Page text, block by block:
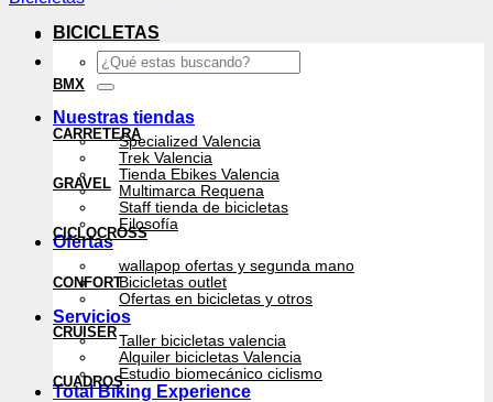
Buscar
por:
Nuestras tiendas
Specialized Valencia
Trek Valencia
Tienda Ebikes Valencia
Multimarca Requena
Staff tienda de bicicletas
Filosofía
Ofertas
wallapop ofertas y segunda mano
Bicicletas outlet
Ofertas en bicicletas y otros
Servicios
Taller bicicletas valencia
Alquiler bicicletas Valencia
Estudio biomecánico ciclismo
Total Biking Experience
BICICLETAS
BMX
CARRETERA
GRAVEL
CICLOCROSS
CONFORT
CRUISER
CUADROS